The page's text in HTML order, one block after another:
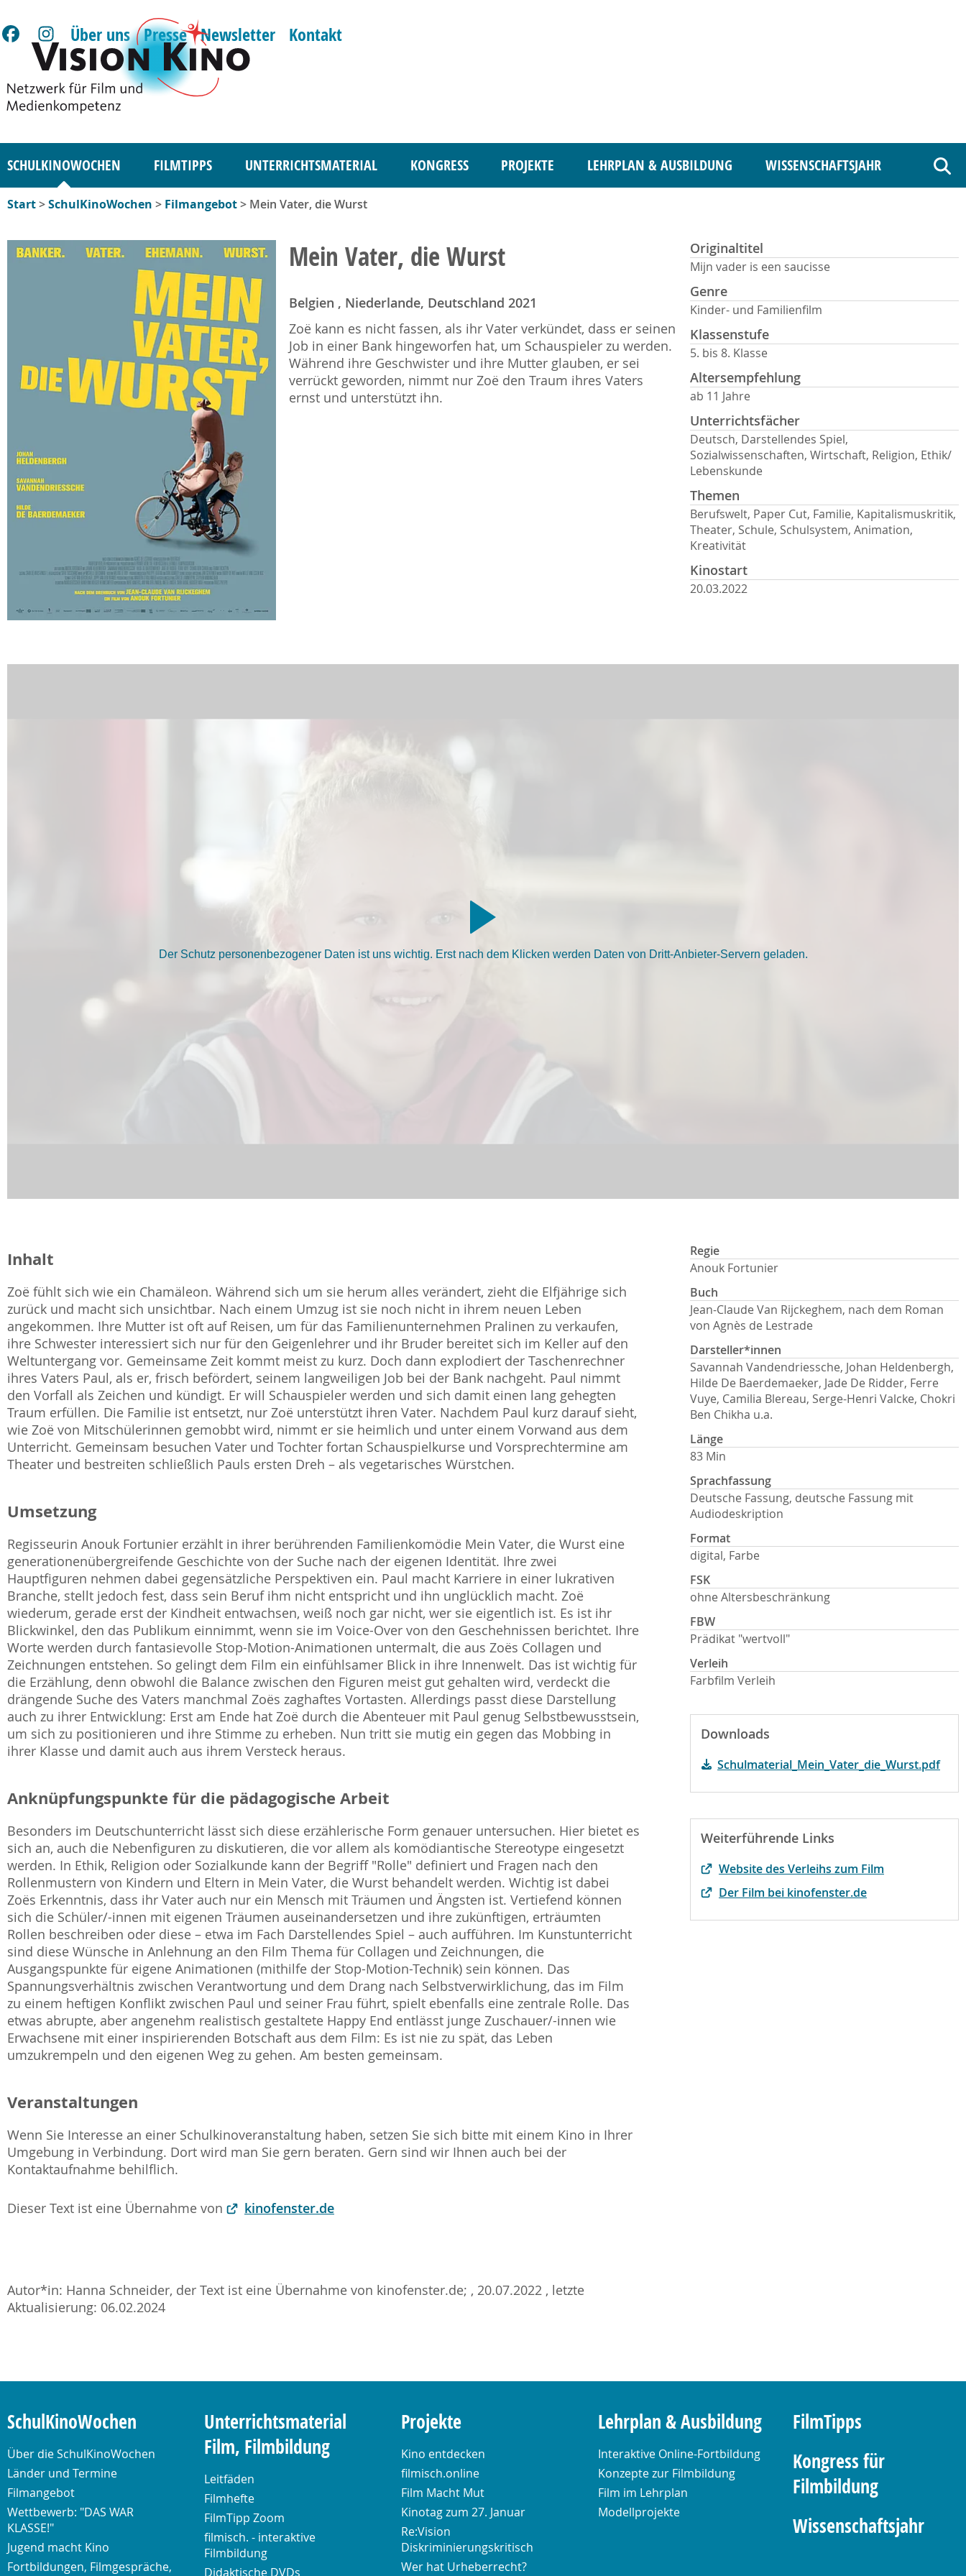
Über uns Presse Newsletter Kontakt
SCHULKINOWOCHEN FILMTIPPS UNTERRICHTSMATERIAL KONGRESS PROJEKTE LEHRPLAN & AUSBILDUNG WISSENSCHAFTSJAHR
Start>SchulKinoWochen > Filmangebot> Mein Vater, die Wurst
Mein Vater, die Wurst
Belgien , Niederlande, Deutschland 2021
Zoë kann es nicht fassen, als ihr Vater verkündet, dass er seinen
Job in einer Bank hingeworfen hat, um Schauspieler zu werden.
Während ihre Geschwister und ihre Mutter glauben, er sei
verrückt geworden, nimmt nur Zoë den Traum ihres Vaters
ernst und unterstützt ihn.
Originaltitel
Mijn vader is een saucisse
Genre
Kinder- und Familienfilm
Klassenstufe
5. bis 8. Klasse
Altersempfehlung
ab 11 Jahre
Unterrichtsfächer
Deutsch, Darstellendes Spiel,
Sozialwissenschaften, Wirtschaft, Religion, Ethik/
Lebenskunde
Themen
Berufswelt, Paper Cut, Familie, Kapitalismuskritik,
Theater, Schule, Schulsystem, Animation,
Kreativität
Kinostart
20.03.2022
Der Schutz personenbezogener Daten ist uns wichtig. Erst nach dem Klicken werden Daten von Dritt-Anbieter-Servern geladen.
Inhalt
Zoë fühlt sich wie ein Chamäleon. Während sich um sie herum alles verändert, zieht die Elfjährige sich
zurück und macht sich unsichtbar. Nach einem Umzug ist sie noch nicht in ihrem neuen Leben
angekommen. Ihre Mutter ist oft auf Reisen, um für das Familienunternehmen Pralinen zu verkaufen,
ihre Schwester interessiert sich nur für den Geigenlehrer und ihr Bruder bereitet sich im Keller auf den
Weltuntergang vor. Gemeinsame Zeit kommt meist zu kurz. Doch dann explodiert der Taschenrechner
ihres Vaters Paul, als er, frisch befördert, seinem langweiligen Job bei der Bank nachgeht. Paul nimmt
den Vorfall als Zeichen und kündigt. Er will Schauspieler werden und sich damit einen lang gehegten
Traum erfüllen. Die Familie ist entsetzt, nur Zoë unterstützt ihren Vater. Nachdem Paul kurz darauf sieht,
wie Zoë von Mitschülerinnen gemobbt wird, nimmt er sie heimlich und unter einem Vorwand aus dem
Unterricht. Gemeinsam besuchen Vater und Tochter fortan Schauspielkurse und Vorsprechtermine am
Theater und bestreiten schließlich Pauls ersten Dreh – als vegetarisches Würstchen.
Umsetzung
Regisseurin Anouk Fortunier erzählt in ihrer berührenden Familienkomödie Mein Vater, die Wurst eine
generationenübergreifende Geschichte von der Suche nach der eigenen Identität. Ihre zwei
Hauptfiguren nehmen dabei gegensätzliche Perspektiven ein. Paul macht Karriere in einer lukrativen
Branche, stellt jedoch fest, dass sein Beruf ihm nicht entspricht und ihn unglücklich macht. Zoë
wiederum, gerade erst der Kindheit entwachsen, weiß noch gar nicht, wer sie eigentlich ist. Es ist ihr
Blickwinkel, den das Publikum einnimmt, wenn sie im Voice-Over von den Geschehnissen berichtet. Ihre
Worte werden durch fantasievolle Stop-Motion-Animationen untermalt, die aus Zoës Collagen und
Zeichnungen entstehen. So gelingt dem Film ein einfühlsamer Blick in ihre Innenwelt. Das ist wichtig für
die Erzählung, denn obwohl die Balance zwischen den Figuren meist gut gehalten wird, verdeckt die
drängende Suche des Vaters manchmal Zoës zaghaftes Vortasten. Allerdings passt diese Darstellung
auch zu ihrer Entwicklung: Erst am Ende hat Zoë durch die Abenteuer mit Paul genug Selbstbewusstsein,
um sich zu positionieren und ihre Stimme zu erheben. Nun tritt sie mutig ein gegen das Mobbing in
ihrer Klasse und damit auch aus ihrem Versteck heraus.
Anknüpfungspunkte für die pädagogische Arbeit
Besonders im Deutschunterricht lässt sich diese erzählerische Form genauer untersuchen. Hier bietet es
sich an, auch die Nebenfiguren zu diskutieren, die vor allem als komödiantische Stereotype eingesetzt
werden. In Ethik, Religion oder Sozialkunde kann der Begriff "Rolle" definiert und Fragen nach den
Rollenmustern von Kindern und Eltern in Mein Vater, die Wurst behandelt werden. Wichtig ist dabei
Zoës Erkenntnis, dass ihr Vater auch nur ein Mensch mit Träumen und Ängsten ist. Vertiefend können
sich die Schüler/-innen mit eigenen Träumen auseinandersetzen und ihre zukünftigen, erträumten
Rollen beschreiben oder diese – etwa im Fach Darstellendes Spiel – auch aufführen. Im Kunstunterricht
sind diese Wünsche in Anlehnung an den Film Thema für Collagen und Zeichnungen, die
Ausgangspunkte für eigene Animationen (mithilfe der Stop-Motion-Technik) sein können. Das
Spannungsverhältnis zwischen Verantwortung und dem Drang nach Selbstverwirklichung, das im Film
zu einem heftigen Konflikt zwischen Paul und seiner Frau führt, spielt ebenfalls eine zentrale Rolle. Das
etwas abrupte, aber angenehm realistisch gestaltete Happy End entlässt junge Zuschauer/-innen wie
Erwachsene mit einer inspirierenden Botschaft aus dem Film: Es ist nie zu spät, das Leben
umzukrempeln und den eigenen Weg zu gehen. Am besten gemeinsam.
Veranstaltungen
Wenn Sie Interesse an einer Schulkinoveranstaltung haben, setzen Sie sich bitte mit einem Kino in Ihrer
Umgebung in Verbindung. Dort wird man Sie gern beraten. Gern sind wir Ihnen auch bei der
Kontaktaufnahme behilflich.
Dieser Text ist eine Übernahme von kinofenster.de
Autor*in: Hanna Schneider, der Text ist eine Übernahme von kinofenster.de; , 20.07.2022 , letzte
Aktualisierung: 06.02.2024
Regie
Anouk Fortunier
Buch
Jean-Claude Van Rijckeghem, nach dem Roman
von Agnès de Lestrade
Darsteller*innen
Savannah Vandendriessche, Johan Heldenbergh,
Hilde De Baerdemaeker, Jade De Ridder, Ferre
Vuye, Camilia Blereau, Serge-Henri Valcke, Chokri
Ben Chikha u.a.
Länge
83 Min
Sprachfassung
Deutsche Fassung, deutsche Fassung mit
Audiodeskription
Format
digital, Farbe
FSK
ohne Altersbeschränkung
FBW
Prädikat "wertvoll"
Verleih
Farbfilm Verleih
Downloads
Schulmaterial_Mein_Vater_die_Wurst.pdf
Weiterführende Links
Website des Verleihs zum Film
Der Film bei kinofenster.de
SchulKinoWochen
Über die SchulKinoWochen
Länder und Termine
Filmangebot
Wettbewerb: "DAS WAR
KLASSE!"
Jugend macht Kino
Fortbildungen, Filmgespräche,
Unterrichtsmaterial
Film, Filmbildung
Leitfäden
Filmhefte
FilmTipp Zoom
filmisch. - interaktive
Filmbildung
Didaktische DVDs
Projekte
Kino entdecken
filmisch.online
Film Macht Mut
Kinotag zum 27. Januar
Re:Vision
Diskriminierungskritisch
Wer hat Urheberrecht?
Lehrplan & Ausbildung
Interaktive Online-Fortbildung
Konzepte zur Filmbildung
Film im Lehrplan
Modellprojekte
FilmTipps
Kongress für
Filmbildung
Wissenschaftsjahr